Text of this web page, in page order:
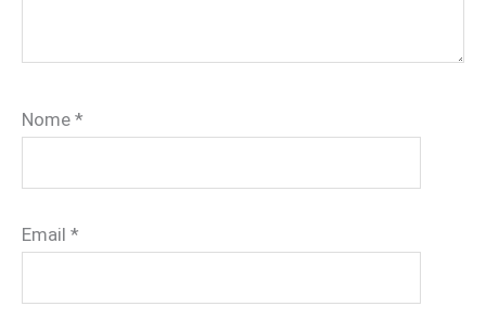
Nome *
Email *